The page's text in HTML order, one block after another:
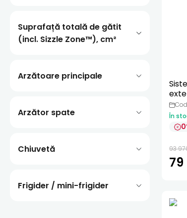
Suprafață totală de gătit
(incl. Sizzle Zone™), cm²
Arzătoare principale
Arzător spate
Chiuvetă
Frigider / mini-frigider
În
93
79